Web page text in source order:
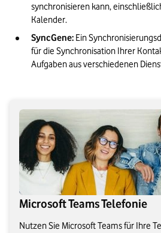
synchronisieren kann,
Kalender.
SyncGene: Ein
für die Synchronisation Ihrer
Aufgaben aus verschiedenen
Microsoft Teams Telefonie
Nutzen Sie Microsoft Teams für Ihre